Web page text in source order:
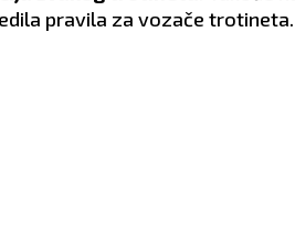
pravila za vozače trotineta.